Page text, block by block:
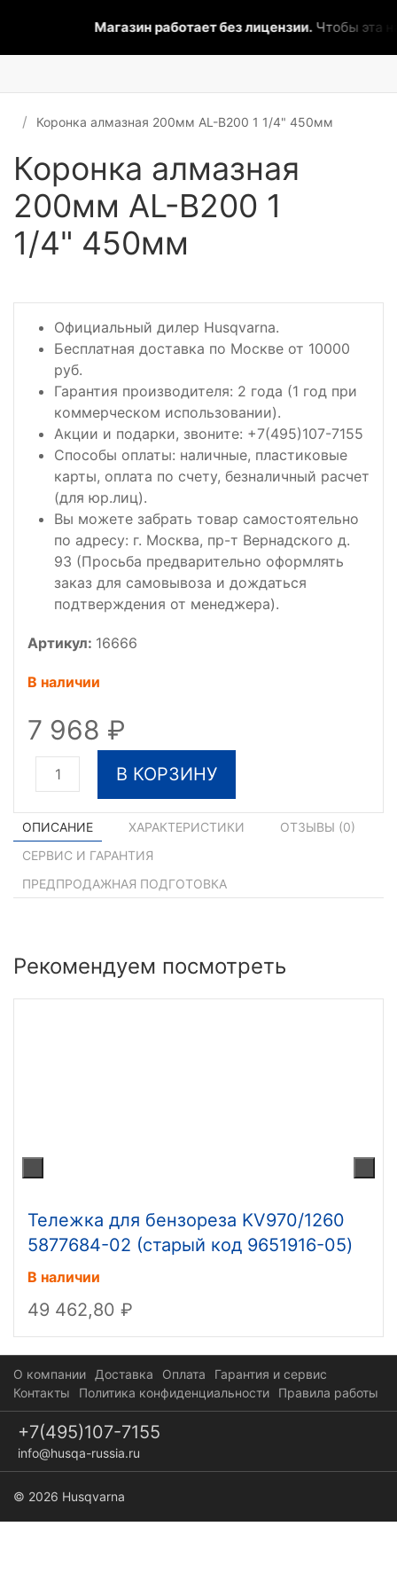
Магазин работает без лицензии.Чтобы эта
Коронка алмазная 200мм AL-B200 1 1/4" 450мм
Коронка алмазная
200мм AL-B200 1
1/4" 450мм
Официальный дилер Husqvarna.
Бесплатная доставка по Москве от 10000
руб.
Гарантия производителя: 2 года (1 год при
коммерческом использовании).
Акции и подарки, звоните: +7(495)107-7155
Способы оплаты: наличные, пластиковые
карты, оплата по счету, безналичный расчет
(для юр.лиц).
Вы можете забрать товар самостоятельно
по адресу: г. Москва, пр-т Вернадского д.
93 (Просьба предварительно оформлять
заказ для самовывоза и дождаться
подтверждения от менеджера).
Артикул: 16666
В наличии
7 968
В КОРЗИНУ
ОПИСАНИЕ ХАРАКТЕРИСТИКИ ОТЗЫВЫ (0)
СЕРВИС И ГАРАНТИЯ
ПРЕДПРОДАЖНАЯ ПОДГОТОВКА
Рекомендуем посмотреть
Тележка для бензореза KV970/1260
5877684-02 (старый код 9651916-05)
В наличии
49 462,80
О компании Доставка Оплата
Гарантия и сервис
Контакты
Политика конфиденциальности Правила работы
+7(495)107-7155
info@husqa-russia.ru
© 2026 Husqvarna